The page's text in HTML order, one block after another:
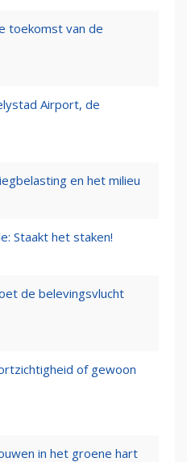
toekomst van de
Airport, de
en het milieu
Staakt het staken!
de belevingsvlucht
of gewoon
in het groene hart